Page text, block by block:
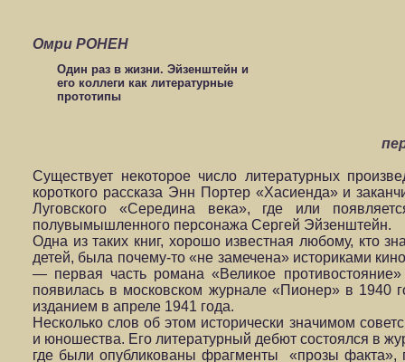
Омри РОНЕН
Один раз в жизни. Эйзенштейн и
его коллеги как литературные
прототипы
Существует некоторое число литературных
короткого рассказа Энн Портер «Хасиенда» и
Луговского «Середина века», где или
полувымышленного персонажа Сергей Эйзенштейн.
Одна из таких книг, хорошо известная любому, кто
детей, была почему-то «не замечена» историками
— первая часть романа «Великое
появилась в московском журнале «Пионер» в 1940
изданием в апреле 1941 года.
Несколько слов об этом исторически значимом
и юношества. Его литературный дебют состоялся в
где были опубликованы фрагменты «прозы факта»,